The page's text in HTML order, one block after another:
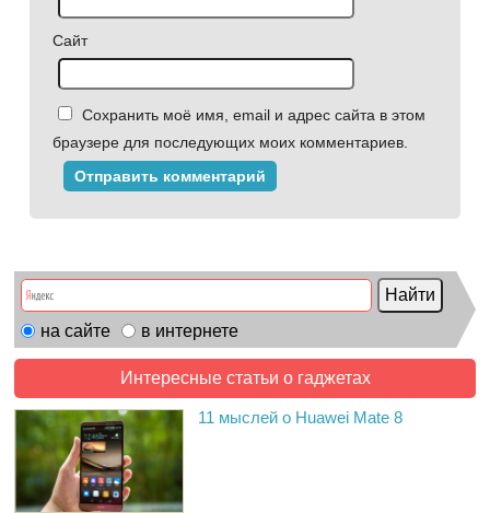
Сайт
Сохранить моё имя, email и адрес сайта в этом
браузере для последующих моих комментариев.
на сайте в интернете
Интересные статьи о гаджетах
11 мыслей о Huawei Mate 8